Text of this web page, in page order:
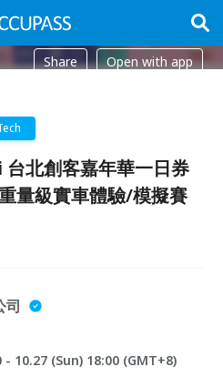
Share Open with app
北創客嘉年華一日券
量級實車體驗/模擬賽
司
10.27 (Sun) 18:00 (GMT+8)